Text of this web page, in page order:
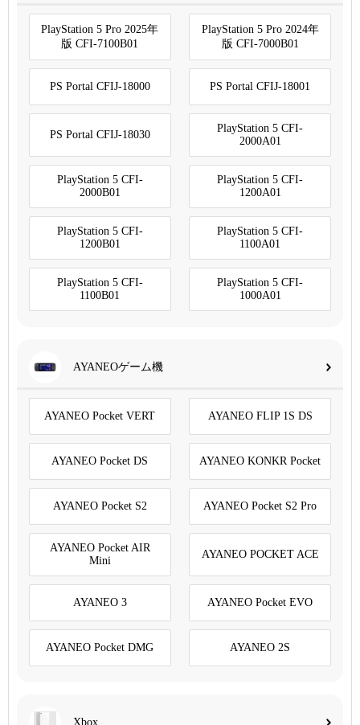
PlayStation 5 Pro 2025年
版 CFI-7100B01
PlayStation 5 Pro 2024年
版 CFI-7000B01
PS Portal CFIJ-18000 PS Portal CFIJ-18001
PS Portal CFIJ-18030
PlayStation 5 CFI-
2000A01
PlayStation 5 CFI-
2000B01
PlayStation 5 CFI-
1200A01
PlayStation 5 CFI-
1200B01
PlayStation 5 CFI-
1100A01
PlayStation 5 CFI-
1100B01
PlayStation 5 CFI-
1000A01
AYANEOゲーム機
AYANEO Pocket VERT AYANEO FLIP 1S DS
AYANEO Pocket DS AYANEO KONKR Pocket
AYANEO Pocket S2 AYANEO Pocket S2 Pro
AYANEO Pocket AIR
Mini
AYANEO POCKET ACE
AYANEO 3 AYANEO Pocket EVO
AYANEO Pocket DMG AYANEO 2S
Xbox